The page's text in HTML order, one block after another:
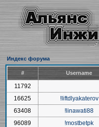
Индекс форума
# Username
11792
16625
!liftdlyakaterov
63408
!linawati88
96089
!mostbetpk